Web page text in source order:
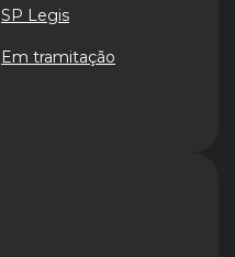
SP Legis
Em tramitação